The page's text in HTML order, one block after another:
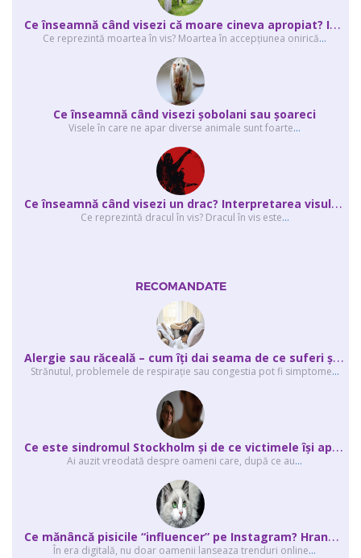
C
e înseamnă când visezi că moare cineva apropiat? Interpretarea visului în ...
Ce reprezintă moartea în vis? Moartea în accepţiunea onirică...
Ce înseamnă când visezi şobolani sau şoareci
Visele în care ne apar diverse animale sunt foarte...
C
e înseamnă când visezi un drac? Interpretarea visului în care apar unul sau...
Ce reprezintă dracul în vis? Dracul în vis este...
RECOMANDATE
A
lergie sau răceală – cum îţi dai seama de ce suferi și de ce conteaz...
Strănutul, problemele de respirație sau congestia pot fi simptome...
C
e este sindromul Stockholm și de ce victimele își apără agresorii.
Ai auzit vreodată despre oameni care, după ce au...
C
e mănâncă pisicile “influencer” pe Instagram? Hrana lor virală
În era digitală, nu doar oamenii lanseaza trenduri online...